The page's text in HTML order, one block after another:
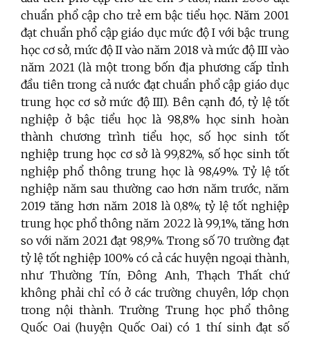
chuẩn phổ cập cho trẻ em bậc tiểu học. Năm 2001
đạt chuẩn phổ cập giáo dục mức độ I với bậc trung
học cơ sở, mức độ II vào năm 2018 và mức độ III vào
năm 2021 (là một trong bốn địa phương cấp tỉnh
đầu tiên trong cả nước đạt chuẩn phổ cập giáo dục
trung học cơ sở mức độ III). Bên cạnh đó, tỷ lệ tốt
nghiệp ở bậc tiểu học là 98,8% học sinh hoàn
thành chương trình tiểu học, số học sinh tốt
nghiệp trung học cơ sở là 99,82%, số học sinh tốt
nghiệp phổ thông trung học là 98,49%. Tỷ lệ tốt
nghiệp năm sau thường cao hơn năm trước, năm
2019 tăng hơn năm 2018 là 0,8%; tỷ lệ tốt nghiệp
trung học phổ thông năm 2022 là 99,1%, tăng hơn
so với năm 2021 đạt 98,9%. Trong số 70 trường đạt
tỷ lệ tốt nghiệp 100% có cả các huyện ngoại thành,
như Thường Tín, Đông Anh, Thạch Thất chứ
không phải chỉ có ở các trường chuyên, lớp chọn
trong nội thành. Trường Trung học phổ thông
Quốc Oai (huyện Quốc Oai) có 1 thí sinh đạt số